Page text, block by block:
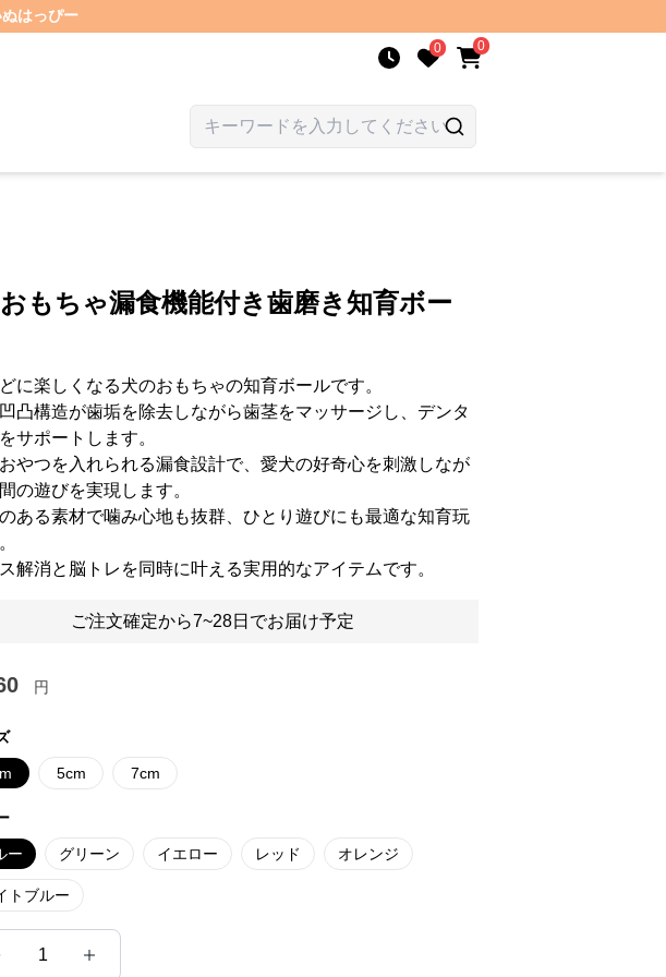
ぬはっぴー
0 0
もちゃ漏食機能付き歯磨き知育ボー
に楽しくなる犬のおもちゃの知育ボールです。
凸構造が歯垢を除去しながら歯茎をマッサージし、デンタ
サポートします。
やつを入れられる漏食設計で、愛犬の好奇心を刺激しなが
の遊びを実現します。
ある素材で噛み心地も抜群、ひとり遊びにも最適な知育玩
解消と脳トレを同時に叶える実用的なアイテムです。
ご注文確定から7~28日でお届け予定
円
5cm 7cm
ー グリーン イエロー レッド オレンジ
トブルー
1